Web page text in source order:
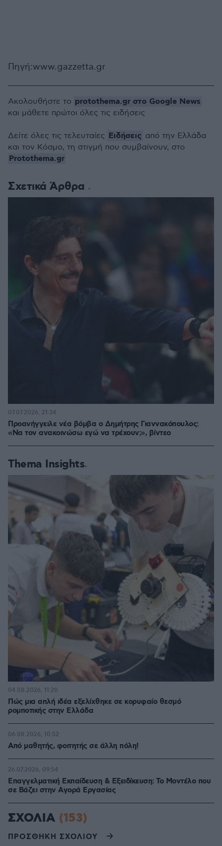
Πηγή:www.gazzetta.gr
Σχετικά Άρθρα
Προανήγγειλε νέα βόμβα ο Δημήτρης Γιαννακόπουλος:
«Να τον ανακοινώσω εγώ να τρέχουν;», βίντεο
07.07.2026, 21:34
Thema Insights
Πώς μια απλή ιδέα εξελίχθηκε σε κορυφαίο θεσμό
ρομποτικής στην Ελλάδα
04.08.2026, 11:20
Από μαθητής, φοιτητής σε άλλη πόλη!
06.08.2026, 10:52
Επαγγελματική Εκπαίδευση & Εξειδίκευση: Το Mοντέλο που
σε Bάζει στην Aγορά Eργασίας
26.07.2026, 09:54
Ακολουθήστε το protothema.gr στο Google News
και μάθετε πρώτοι όλες τις ειδήσεις
Δείτε όλες τις τελευταίες Ειδήσεις από την Ελλάδα
και τον Κόσμο, τη στιγμή που συμβαίνουν, στο
Protothema.gr
ΣΧΟΛΙΑ (153)
ΠΡΟΣΘΗΚΗ ΣΧΟΛΙΟΥ